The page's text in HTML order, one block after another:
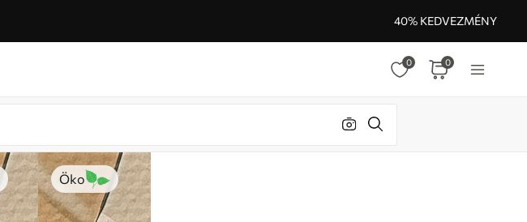
40% KEDVEZMÉNY
0 0
Öko